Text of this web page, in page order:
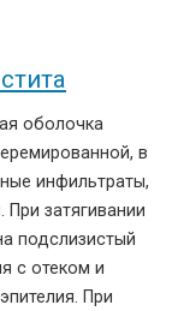
оболочка
в
инфильтраты,
затягивании
подслизистый
с отеком и
При